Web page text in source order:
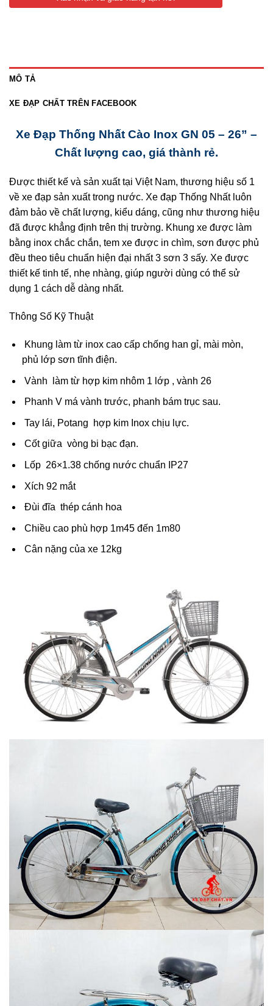
MÔ TẢ
XE ĐẠP CHẤT TRÊN FACEBOOK
Xe Đạp Thống Nhất Cào Inox GN 05 – 26” –
Chất lượng cao, giá thành rẻ.
Được thiết kế và sản xuất tại Việt Nam, thương hiệu số 1
về xe đạp sản xuất trong nước. Xe đạp Thống Nhất luôn
đảm bảo về chất lượng, kiểu dáng, cũng như thương hiệu
đã được khẳng định trên thị trường. Khung xe được làm
bằng inox chắc chắn, tem xe được in chìm, sơn được phủ
đều theo tiêu chuẩn hiện đại nhất 3 sơn 3 sấy. Xe được
thiết kế tinh tế, nhẹ nhàng, giúp người dùng có thể sử
dụng 1 cách dễ dàng nhất.
Thông Số Kỹ Thuật
Khung làm từ inox cao cấp chống han gỉ, mài mòn,
phủ lớp sơn tĩnh điện.
Vành làm từ hợp kim nhôm 1 lớp , vành 26
Phanh V má vành trước, phanh bám trục sau.
Tay lái, Potang hợp kim Inox chịu lực.
Cốt giữa vòng bi bạc đạn.
Lốp 26×1.38 chống nước chuẩn IP27
Xích 92 mắt
Đùi đĩa thép cánh hoa
Chiều cao phù hợp 1m45 đến 1m80
Cân nặng của xe 12kg